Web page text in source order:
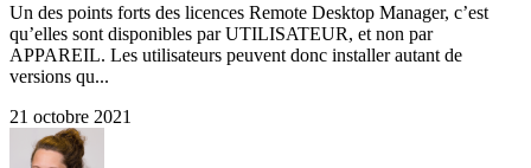
Un des points forts des licences Remote Desktop Manager, c’est
qu’elles sont disponibles par UTILISATEUR, et non par
APPAREIL. Les utilisateurs peuvent donc installer autant de
versions qu...
21 octobre 2021